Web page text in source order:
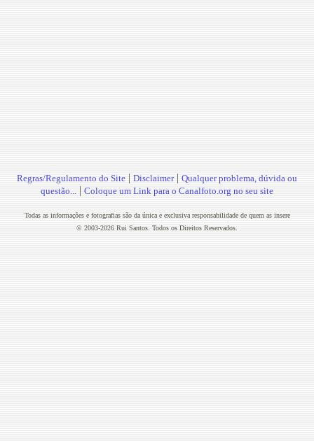
Regras/Regulamento do Site | Disclaimer| Qualquer problema, dúvida ou
questão... | Coloque um Link para o Canalfoto.org no seu site
Todas as informações e fotografias são da única e exclusiva responsabilidade de quem as insere
© 2003-2026 Rui Santos. Todos os Direitos Reservados.